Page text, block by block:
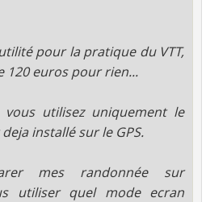
pour la pratique du VTT,
120 euros pour rien...
utilisez uniquement le
installé sur le GPS.
mes randonnée sur
utiliser quel mode ecran